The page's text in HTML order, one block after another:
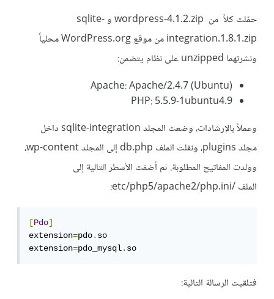
حمّلت كلاً من wordpress-4.1.2.zip و sqlite-
integration.1.8.1.zip من موقع WordPress.org محلياً
ونشرتهما unzipped على نظام يتضمن:
Apache: Apache/2.4.7 (Ubuntu)
PHP: 5.5.9-1ubuntu4.9
وعملاً بالإرشادات، وضعت المجلد sqlite-integration داخل
مجلد plugins، ونقلت الملف db.php إلى المجلد wp-content،
وولدت المفاتيح المطلوبة. ثم أضفت الأسطر التالية إلى
الملف /etc/php5/apache2/php.ini:
[Pdo]
extension=pdo.so
extension=pdo_mysql.so
فتلقيت الرسالة التالية: